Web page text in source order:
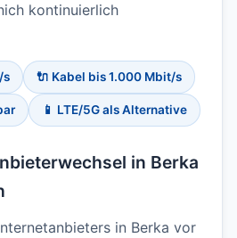
kontinuierlich
s 🔌 Kabel bis 1.000 Mbit/s
📱 LTE/5G als Alternative
in Berka
in Berka vor